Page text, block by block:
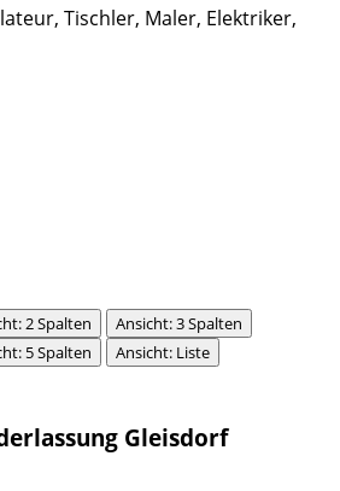
Tischler, Maler, Elektriker,
2 Spalten
Ansicht: 3 Spalten
5 Spalten Ansicht: Liste
Gleisdorf